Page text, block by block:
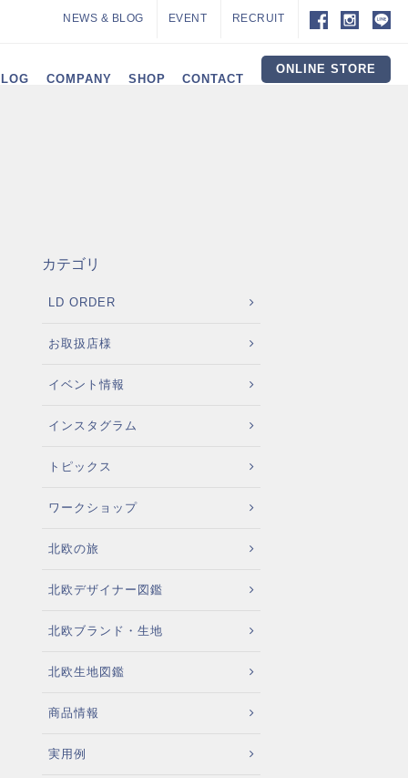
NEWS & BLOG EVENT RECRUIT
COMPANY SHOP CONTACT
ONLINE STORE
カテゴリ
LD ORDER
お取扱店様
イベント情報
インスタグラム
トピックス
ワークショップ
北欧の旅
北欧デザイナー図鑑
北欧ブランド・生地
北欧生地図鑑
商品情報
実用例